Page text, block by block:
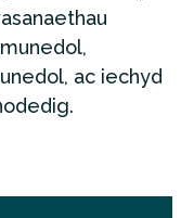
ac iechyd